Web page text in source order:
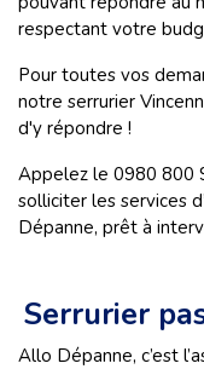
respectant votre
Pour toutes vos
notre serrurier
d'y répondre !
Appelez le 0980 800
solliciter les services
Dépanne, prêt à
Serrurier
Allo Dépanne, c’est